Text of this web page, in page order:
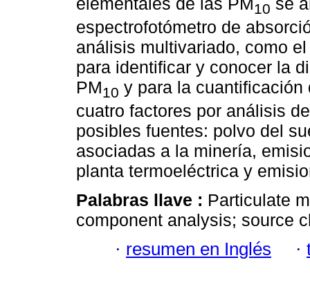
10
espectrofotómetro de
análisis multivariado, como
para identificar y conocer la
PM10 y para la
cuatro factores por análisis
posibles fuentes: polvo del
asociadas a la minería,
planta termoeléctrica y
Palabras llave : Particulate
component analysis; source
· resumen en Inglés ·